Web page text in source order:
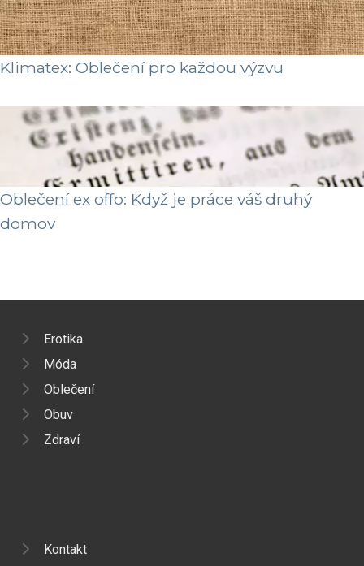
Klimatex: Oblečení pro každou výzvu
Oblečení ex offo: Když je práce váš druhý
domov
Erotika
Móda
Oblečení
Obuv
Zdraví
Kontakt